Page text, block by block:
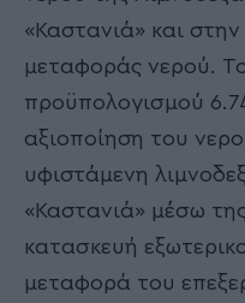
«Καστανιά» και
μεταφοράς νερού. Το
προϋπολογισμού
αξιοποίηση του
υφιστάμενη
«Καστανιά» μέσω
κατασκευή
μεταφορά του